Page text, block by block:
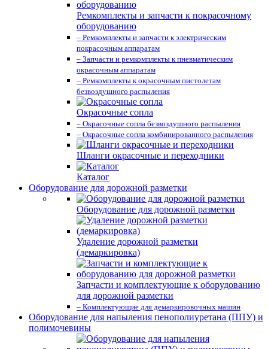
Ремкомплекты и запчасти к покрасочному
оборудованию
– Ремкомплекты и запчасти к электрическим
покрасочным аппаратам
– Запчасти и ремкомплекты к пневматическим
окрасочным аппаратам
– Ремкомплекты к окрасочным пистолетам
безвоздушного распыления
Окрасочные сопла
– Окрасочные сопла безвоздушного распыления
– Окрасочные сопла комбинированного распыления
Шланги окрасочные и переходники
Каталог
Оборудование для дорожной разметки
Оборудование для дорожной разметки
Удаление дорожной разметки
(демаркировка)
Запчасти и комплектующие к оборудованию
для дорожной разметки
– Комплектующие для демаркировочных машин
Оборудование для напыления пенополиуретана (ППУ) и
полимочевины